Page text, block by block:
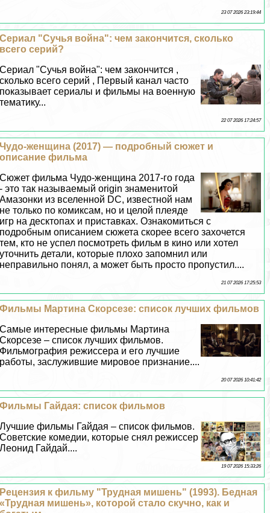
23 07 2026 23:19:44
Сериал "Сучья война": чем закончится, сколько
всего серий?
Сериал "Сучья война": чем закончится ,
сколько всего серий , Первый канал часто
показывает сериалы и фильмы на военную
тематику...
22 07 2026 17:24:57
Чудо-женщина (2017) — подробный сюжет и
описание фильма
Сюжет фильма Чудо-женщина 2017-го года
- это так называемый origin знаменитой
Амaзoнки из вселенной DC, известной нам
не только по комиксам, но и целой плеяде
игр на десктопах и приставках. Ознакомиться с
подробным описанием сюжета скорее всего захочется
тем, кто не успел посмотреть фильм в кино или хотел
уточнить детали, которые плохо запомнил или
неправильно понял, а может быть просто пропустил....
21 07 2026 17:25:53
Фильмы Мартина Скорсезе: список лучших фильмов
Самые интересные фильмы Мартина
Скорсезе – список лучших фильмов.
Фильмография режиссера и его лучшие
работы, заслужившие мировое признание....
20 07 2026 10:41:42
Фильмы Гайдая: список фильмов
Лучшие фильмы Гайдая – список фильмов.
Советские комедии, которые снял режиссер
Леонид Гайдай....
19 07 2026 15:33:26
Рецензия к фильму "Трудная мишень" (1993). Бедная
«Трудная мишень», которой стало скучно, как и